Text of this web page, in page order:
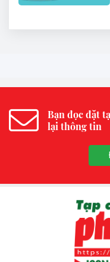
Bạn đọc đặt
lại thông tin